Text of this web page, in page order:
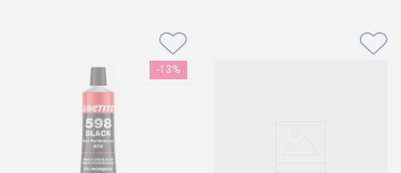
-13%